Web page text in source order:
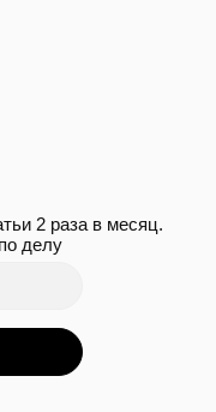
2 раза в месяц.
делу